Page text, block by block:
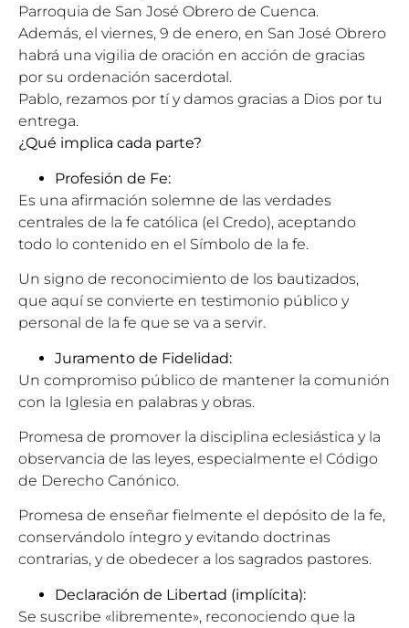
Parroquia de San José Obrero de Cuenca.
Además, el viernes, 9 de enero, en San José Obrero
habrá una vigilia de oración en acción de gracias
por su ordenación sacerdotal.
Pablo, rezamos por tí y damos gracias a Dios por tu
entrega.
¿Qué implica cada parte?
Profesión de Fe:
Es una afirmación solemne de las verdades
centrales de la fe católica (el Credo), aceptando
todo lo contenido en el Símbolo de la fe.
Un signo de reconocimiento de los bautizados,
que aquí se convierte en testimonio público y
personal de la fe que se va a servir.
Juramento de Fidelidad:
Un compromiso público de mantener la comunión
con la Iglesia en palabras y obras.
Promesa de promover la disciplina eclesiástica y la
observancia de las leyes, especialmente el Código
de Derecho Canónico.
Promesa de enseñar fielmente el depósito de la fe,
conservándolo íntegro y evitando doctrinas
contrarias, y de obedecer a los sagrados pastores.
Declaración de Libertad (implícita):
Se suscribe «libremente», reconociendo que la